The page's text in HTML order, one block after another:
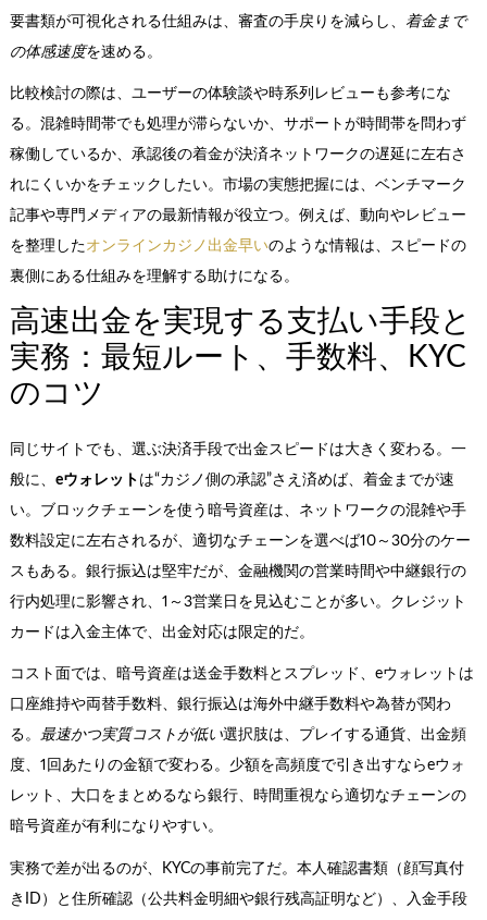
要書類が可視化される仕組みは、審査の手戻りを減らし、 着金まで
の体感速度を速める。
比較検討の際は、ユーザーの体験談や時系列レビューも参考にな
る。混雑時間帯でも処理が滞らないか、サポートが時間帯を問わず
稼働しているか、承認後の着金が決済ネットワークの遅延に左右さ
れにくいかをチェックしたい。市場の実態把握には、ベンチマーク
記事や専門メディアの最新情報が役立つ。例えば、動向やレビュー
を整理したオンラインカジノ出金早いのような情報は、スピードの
裏側にある仕組みを理解する助けになる。
高速出金を実現する支払い手段と
実務：最短ルート、手数料、KYC
のコツ
同じサイトでも、選ぶ決済手段で出金スピードは大きく変わる。一
般に、 eウォレット は“カジノ側の承認”さえ済めば、着金までが速
い。ブロックチェーンを使う暗号資産は、ネットワークの混雑や手
数料設定に左右されるが、適切なチェーンを選べば10～30分のケー
スもある。銀行振込は堅牢だが、金融機関の営業時間や中継銀行の
行内処理に影響され、1～3営業日を見込むことが多い。クレジット
カードは入金主体で、出金対応は限定的だ。
コスト面では、暗号資産は送金手数料とスプレッド、eウォレットは
口座維持や両替手数料、銀行振込は海外中継手数料や為替が関わ
る。 最速かつ実質コストが低い選択肢は、プレイする通貨、出金頻
度、1回あたりの金額で変わる。少額を高頻度で引き出すならeウォ
レット、大口をまとめるなら銀行、時間重視なら適切なチェーンの
暗号資産が有利になりやすい。
実務で差が出るのが、KYCの事前完了だ。本人確認書類（顔写真付
きID）と住所確認（公共料金明細や銀行残高証明など）、入金手段